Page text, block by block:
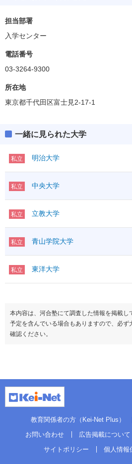
担当部署
入学センター
電話番号
03-3264-9300
所在地
東京都千代田区富士見2-17-1
一緒に見られた大学
私立 明治大学
私立 中央大学
私立 立教大学
私立 青山学院大学
私立 東洋大学
本内容は、河合塾にて調査した情報を掲載し
予定を含んでいる場合もありますので、必ず
確認ください。
教育関係者の方（Kei-Net Plus）
お問い合わせ
広告掲載について
サイトポリシー
個人情報